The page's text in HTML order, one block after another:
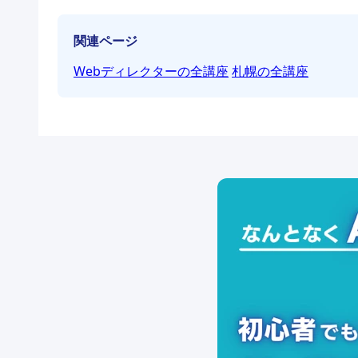
関連ページ
Webディレクターの全講座 札幌の全講座